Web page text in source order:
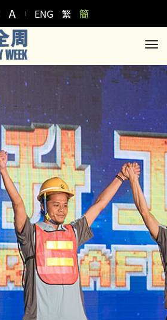
A ENG 繁 簡